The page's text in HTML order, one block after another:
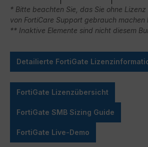
* Bitte beachten Sie, das Sie ohne
von FortiCare Support gebrauch machen
** Inaktive Elemente sind nicht diesem
Detailierte FortiGate
FortiGate Lizenzübersicht
FortiGate SMB Sizing Guide
FortiGate Live-Demo